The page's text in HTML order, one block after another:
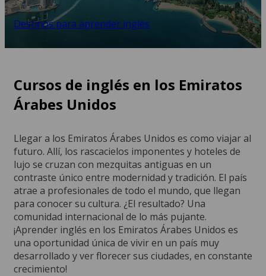
Destinos para aprender inglés
Cursos de inglés en los Emiratos
Árabes Unidos
Llegar a los Emiratos Árabes Unidos es como viajar al
futuro. Allí, los rascacielos imponentes y hoteles de
lujo se cruzan con mezquitas antiguas en un
contraste único entre modernidad y tradición. El país
atrae a profesionales de todo el mundo, que llegan
para conocer su cultura. ¿El resultado? Una
comunidad internacional de lo más pujante.
¡Aprender inglés en los Emiratos Árabes Unidos es
una oportunidad única de vivir en un país muy
desarrollado y ver florecer sus ciudades, en constante
crecimiento!